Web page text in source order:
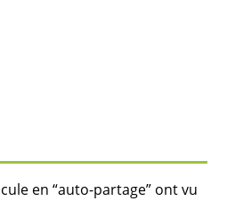
en “auto-partage” ont vu